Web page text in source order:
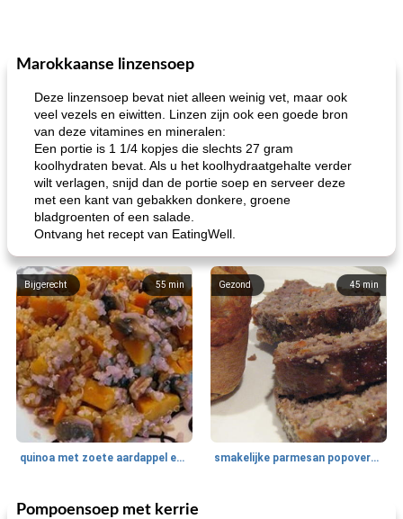
Marokkaanse linzensoep
Deze linzensoep bevat niet alleen weinig vet, maar ook
veel vezels en eiwitten. Linzen zijn ook een goede bron
van deze vitamines en mineralen:
Een portie is 1 1/4 kopjes die slechts 27 gram
koolhydraten bevat. Als u het koolhydraatgehalte verder
wilt verlagen, snijd dan de portie soep en serveer deze
met een kant van gebakken donkere, groene
bladgroenten of een salade.
Ontvang het recept van EatingWell.
55 min
Bijgerecht
quinoa met zoete aardappel en champignons
45min
Gezond
smakelijke parmesan popovers (gezonder!)
40min
One Dish Meal
Pompoensoep met kerrie